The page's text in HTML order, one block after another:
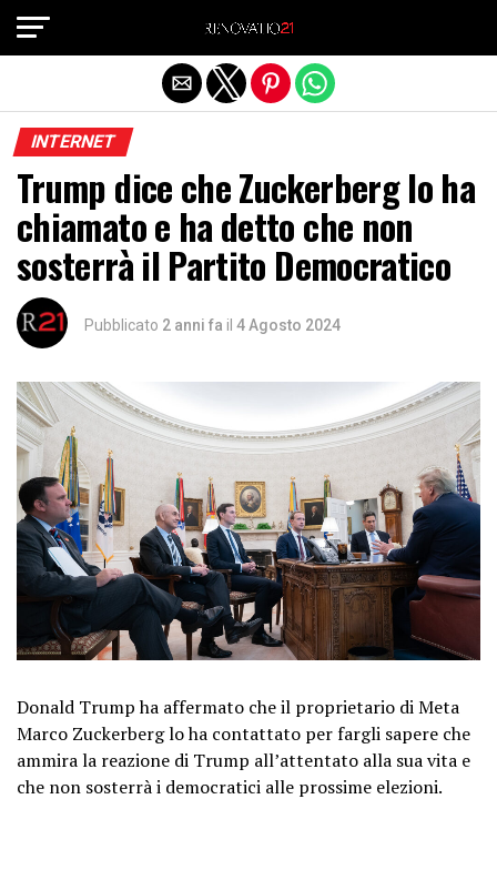
INTERNET
Trump dice che Zuckerberg lo ha
chiamato e ha detto che non
sosterrà il Partito Democratico
Pubblicato 2 anni fa il 4 Agosto 2024
Donald Trump ha affermato che il proprietario di Meta
Marco Zuckerberg lo ha contattato per fargli sapere che
ammira la reazione di Trump all’attentato alla sua vita e
che non sosterrà i democratici alle prossime elezioni.
Exit mobile version